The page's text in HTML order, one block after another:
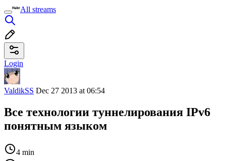
All streams
Login
ValdikSS Dec 27 2013 at 06:54
Все технологии туннелирования IPv6
понятным языком
4 min